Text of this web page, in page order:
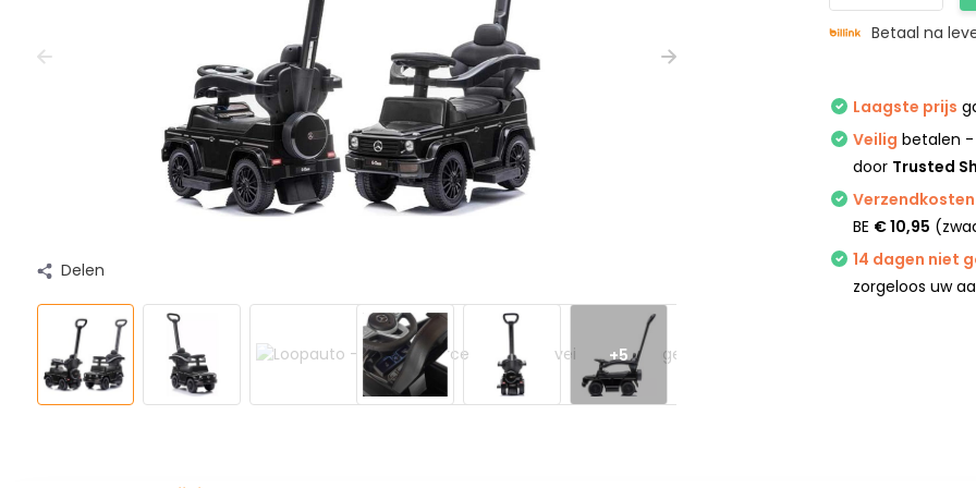
Delen
+5
Betaal na
Laagste prijs
Veilig betalen
door Trusted
Verzendkosten
BE € 10,95
14 dagen niet
zorgeloos uw